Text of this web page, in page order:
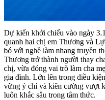
Dự kiến khởi chiếu vào ngày
quanh hai chị em Thương và
bó với nghề làm nhang truyền
Thương trở thành người thay
chị, vừa đóng vai trò làm cha
gia đình. Lớn lên trong điều
vững ý chí và kiên cường vượt
luôn khắc sâu trong tâm thức.